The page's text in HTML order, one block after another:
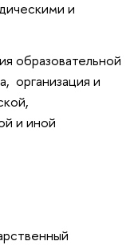
и
образовательной
организация и
и иной